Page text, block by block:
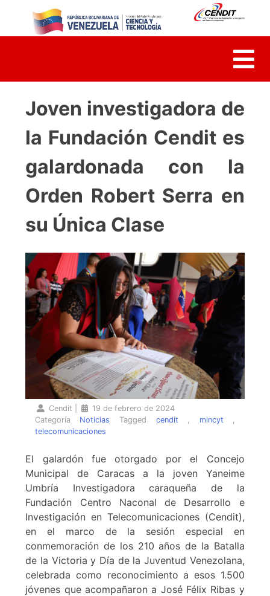
content
Joven investigadora de
la Fundación Cendit es
galardonada con la
Orden Robert Serra en
su Única Clase
Cendit
19 de febrero de 2024
Categoría Noticias Tagged cendit mincyt
telecomunicaciones
El galardón fue otorgado por el Concejo
Municipal de Caracas a la joven Yaneime
Umbría Investigadora caraqueña de la
Fundación Centro Naconal de Desarrollo e
Investigación en Telecomunicaciones (Cendit),
en el marco de la sesión especial en
conmemoración de los 210 años de la Batalla
de la Victoria y Día de la Juventud Venezolana,
celebrada como reconocimiento a esos 1.500
jóvenes que acompañaron a José Félix Ribas y